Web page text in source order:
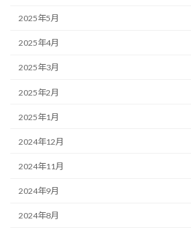
2025年5月
2025年4月
2025年3月
2025年2月
2025年1月
2024年12月
2024年11月
2024年9月
2024年8月